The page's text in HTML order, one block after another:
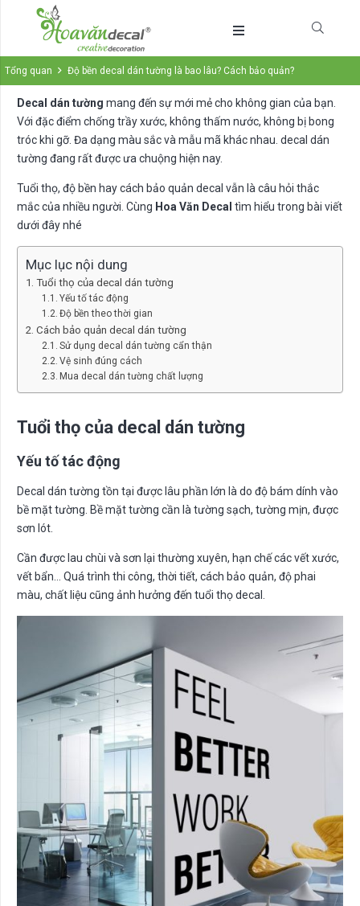
Tổng quan Độ bền decal dán tường là bao lâu? Cách bảo quản?
Decal dán tường mang đến sự mới mẻ cho không gian của bạn.
Với đặc điểm chống trầy xước, không thấm nước, không bị bong
tróc khi gỡ. Đa dạng màu sắc và mẫu mã khác nhau. decal dán
tường đang rất được ưa chuộng hiện nay.
Tuổi thọ, độ bền hay cách bảo quản decal vẫn là câu hỏi thắc
mắc của nhiều người. Cùng Hoa Văn Decal tìm hiểu trong bài viết
dưới đây nhé
Mục lục nội dung
Tuổi thọ của decal dán tường
Yếu tố tác động
Độ bền theo thời gian
Cách bảo quản decal dán tường
Sử dụng decal dán tường cẩn thận
Vệ sinh đúng cách
Mua decal dán tường chất lượng
Tuổi thọ của decal dán tường
Yếu tố tác động
Decal dán tường tồn tại được lâu phần lớn là do độ bám dính vào
bề mặt tường. Bề mặt tường cần là tường sạch, tường mịn, được
sơn lót.
Cần được lau chùi và sơn lại thường xuyên, hạn chế các vết xước,
vết bẩn… Quá trình thi công, thời tiết, cách bảo quản, độ phai
màu, chất liệu cũng ảnh hưởng đến tuổi thọ decal.